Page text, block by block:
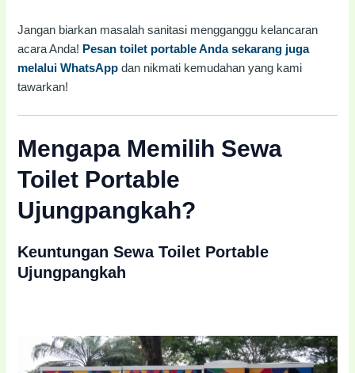
Jangan biarkan masalah sanitasi mengganggu kelancaran
acara Anda! Pesan toilet portable Anda sekarang juga
melalui WhatsApp dan nikmati kemudahan yang kami
tawarkan!
Mengapa Memilih Sewa
Toilet Portable
Ujungpangkah?
Keuntungan Sewa Toilet Portable
Ujungpangkah